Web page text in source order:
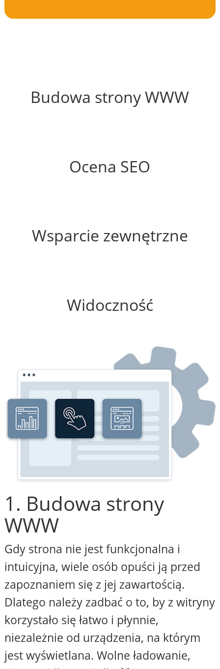
Budowa strony WWW
Ocena SEO
Wsparcie zewnętrzne
Widoczność
1. Budowa strony
WWW
Gdy strona nie jest funkcjonalna i
intuicyjna, wiele osób opuści ją przed
zapoznaniem się z jej zawartością.
Dlatego należy zadbać o to, by z witryny
korzystało się łatwo i płynnie,
niezależnie od urządzenia, na którym
jest wyświetlana. Wolne ładowanie,